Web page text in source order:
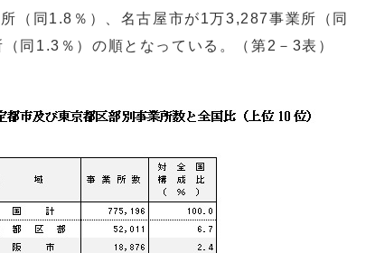
（同1.8％）、名古屋市が1万3,287事業所（同
同1.3％）の順となっている。（第2－3表）